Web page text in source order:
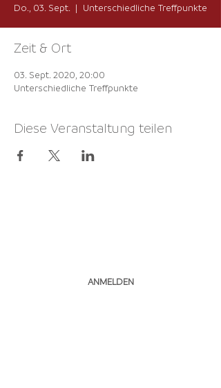
Do., 03. Sept.
  |
Unterschiedliche Treffpunkte
Zeit & Ort
03. Sept. 2020, 20:00
Unterschiedliche Treffpunkte
Diese Veranstaltung teilen
ANMELDEN